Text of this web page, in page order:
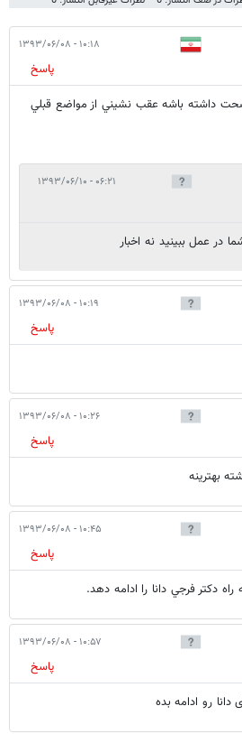
۱۰:۱۸ - ۱۳۹۳/۰۶/۰۸
پاسخ
صحت داشته باشه عقب نشيني از مواضع قبلي
۰۶:۲۱ - ۱۳۹۳/۰۶/۱۰
در عمل ببینید نه اخبار
۱۰:۱۹ - ۱۳۹۳/۰۶/۰۸
پاسخ
۱۰:۲۶ - ۱۳۹۳/۰۶/۰۸
پاسخ
بهترینه
۱۰:۴۵ - ۱۳۹۳/۰۶/۰۸
پاسخ
دكتر فرجي دانا را ادامه دهد.
۱۰:۵۷ - ۱۳۹۳/۰۶/۰۸
پاسخ
دانا رو ادامه بده